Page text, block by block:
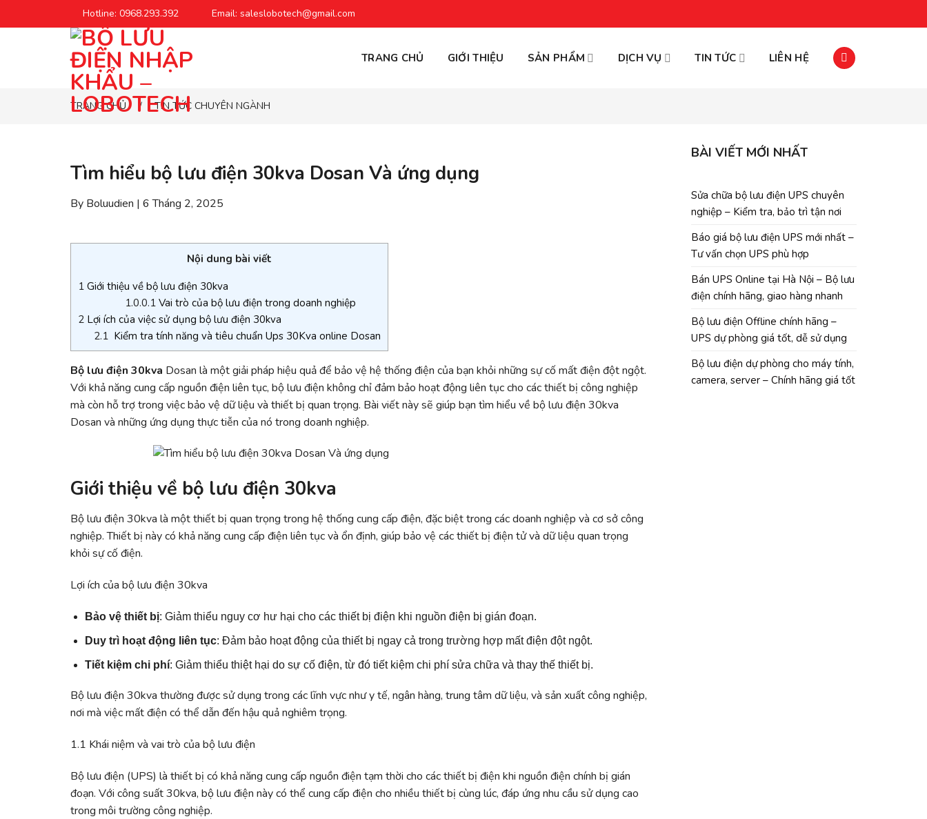
đến
Hotline: 0968.293.392 Email: saleslobotech@gmail.com
TRANG CHỦ GIỚI THIỆU SẢN PHẨM DỊCH VỤ TIN TỨC LIÊN HỆ
TRANG CHỦ / TIN TỨC CHUYÊN NGÀNH
Tìm hiểu bộ lưu điện 30kva Dosan Và ứng dụng
By Boluudien | 6 Tháng 2, 2025
Nội dung bài viết
1 Giới thiệu về bộ lưu điện 30kva
1.0.0.1 Vai trò của bộ lưu điện trong doanh nghiệp
2 Lợi ích của việc sử dụng bộ lưu điện 30kva
2.1Kiểm tra tính năng và tiêu chuẩn Ups 30Kva online Dosan
Bộ lưu điện 30kva Dosan là một giải pháp hiệu quả để bảo vệ hệ thống điện của bạn khỏi những sự cố mất điện đột ngột.
Với khả năng cung cấp nguồn điện liên tục, bộ lưu điện không chỉ đảm bảo hoạt động liên tục cho các thiết bị công nghiệp
mà còn hỗ trợ trong việc bảo vệ dữ liệu và thiết bị quan trọng. Bài viết này sẽ giúp bạn tìm hiểu về bộ lưu điện 30kva
Dosan và những ứng dụng thực tiễn của nó trong doanh nghiệp.
Giới thiệu về bộ lưu điện 30kva
Bộ lưu điện 30kva là một thiết bị quan trọng trong hệ thống cung cấp điện, đặc biệt trong các doanh nghiệp và cơ sở công
nghiệp. Thiết bị này có khả năng cung cấp điện liên tục và ổn định, giúp bảo vệ các thiết bị điện tử và dữ liệu quan trọng
khỏi sự cố điện.
Lợi ích của bộ lưu điện 30kva
Bảo vệ thiết bị: Giảm thiểu nguy cơ hư hại cho các thiết bị điện khi nguồn điện bị gián đoạn.
Duy trì hoạt động liên tục: Đảm bảo hoạt động của thiết bị ngay cả trong trường hợp mất điện đột ngột.
Tiết kiệm chi phí: Giảm thiểu thiệt hại do sự cố điện, từ đó tiết kiệm chi phí sửa chữa và thay thế thiết bị.
Bộ lưu điện 30kva thường được sử dụng trong các lĩnh vực như y tế, ngân hàng, trung tâm dữ liệu, và sản xuất công nghiệp,
nơi mà việc mất điện có thể dẫn đến hậu quả nghiêm trọng.
1.1 Khái niệm và vai trò của bộ lưu điện
Bộ lưu điện (UPS) là thiết bị có khả năng cung cấp nguồn điện tạm thời cho các thiết bị điện khi nguồn điện chính bị gián
đoạn. Với công suất 30kva, bộ lưu điện này có thể cung cấp điện cho nhiều thiết bị cùng lúc, đáp ứng nhu cầu sử dụng cao
trong môi trường công nghiệp.
BÀI VIẾT MỚI NHẤT
Sửa chữa bộ lưu điện UPS chuyên
nghiệp – Kiểm tra, bảo trì tận nơi
Báo giá bộ lưu điện UPS mới nhất –
Tư vấn chọn UPS phù hợp
Bán UPS Online tại Hà Nội – Bộ lưu
điện chính hãng, giao hàng nhanh
Bộ lưu điện Offline chính hãng –
UPS dự phòng giá tốt, dễ sử dụng
Bộ lưu điện dự phòng cho máy tính,
camera, server – Chính hãng giá tốt